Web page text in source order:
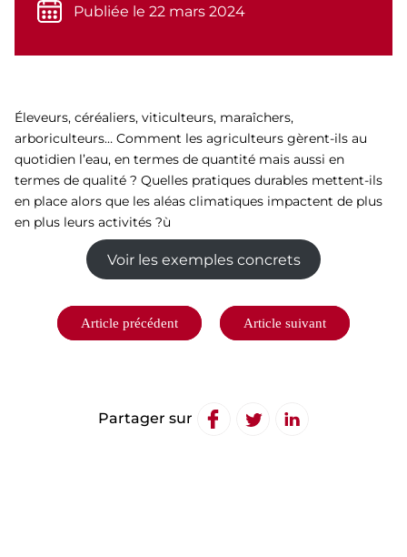
Publiée le 22 mars 2024
Éleveurs, céréaliers, viticulteurs, maraîchers,
arboriculteurs… Comment les agriculteurs gèrent-ils au
quotidien l’eau, en termes de quantité mais aussi en
termes de qualité ? Quelles pratiques durables mettent-ils
en place alors que les aléas climatiques impactent de plus
en plus leurs activités ?ù
Voir les exemples concrets
Navigation
Article précédent Article suivant
Partager sur